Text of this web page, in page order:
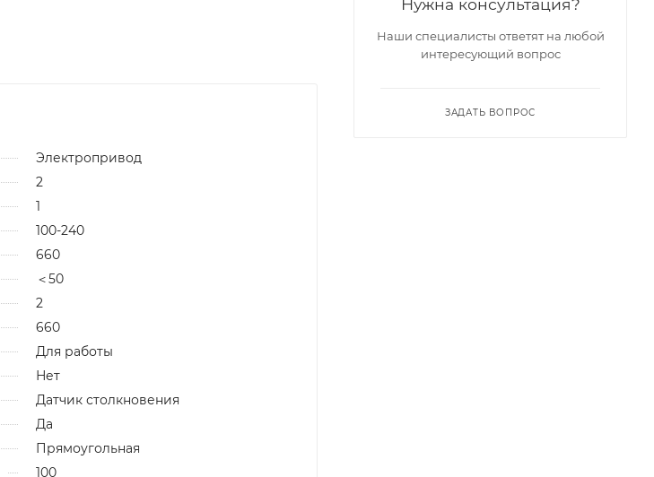
Электропривод
2
1
100-240
660
＜50
2
660
Для работы
Нет
Датчик столкновения
Да
Прямоугольная
100
Наши специалисты ответят на любой
интересующий вопрос
ЗАДАТЬ ВОПРОС